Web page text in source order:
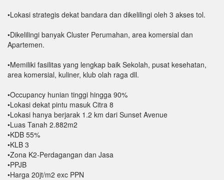
•Lokasi strategis dekat bandara dan dikelilingi oleh 3 akses tol.
•Dikelilingi banyak Cluster Perumahan, area komersial dan
Apartemen.
•Memiliki fasilitas yang lengkap baik Sekolah, pusat kesehatan,
area komersial, kuliner, klub olah raga dll.
•Occupancy hunian tinggi hingga 90%
•Lokasi dekat pintu masuk Citra 8
•Lokasi hanya berjarak 1.2 km dari Sunset Avenue
•Luas Tanah 2.882m2
•KDB 55%
•KLB 3
•Zona K2-Perdagangan dan Jasa
•PPJB
•Harga 20jt/m2 exc PPN